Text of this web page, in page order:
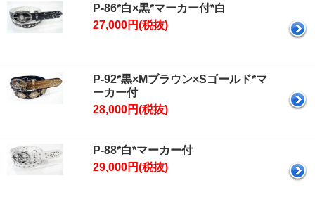
P-86*白×黒*マーカー付*白
27,000円(税抜)
P-92*黒×Mブラウン×Sゴールド*マ
ーカー付
28,000円(税抜)
P-88*白*マーカー付
29,000円(税抜)